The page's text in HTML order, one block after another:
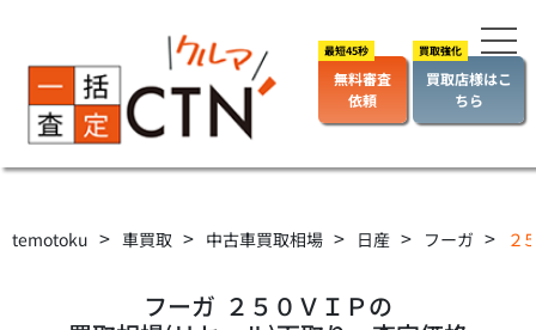
無料審査
依頼
買取店様はこ
ちら
temotoku > 車買取 > 中古車買取相場 > 日産 > フーガ > ２
フーガ ２５０ＶＩＰの